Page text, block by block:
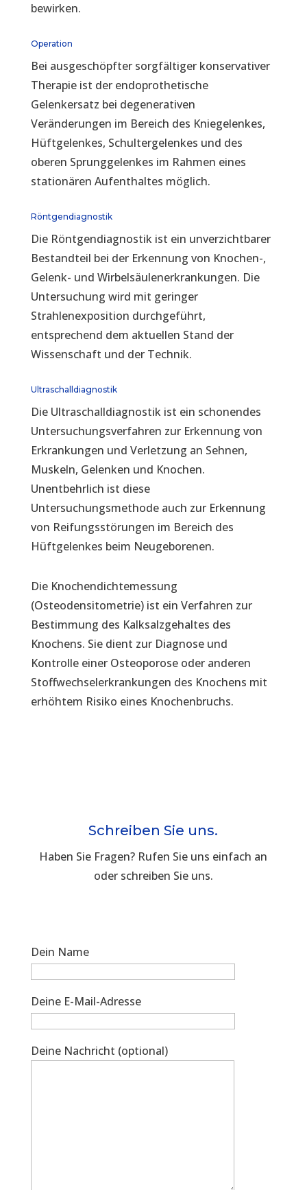
bewirken.
Operation
Bei ausgeschöpfter sorgfältiger konservativer
Therapie ist der endoprothetische
Gelenkersatz bei degenerativen
Veränderungen im Bereich des Kniegelenkes,
Hüftgelenkes, Schultergelenkes und des
oberen Sprunggelenkes im Rahmen eines
stationären Aufenthaltes möglich.
Röntgendiagnostik
Die Röntgendiagnostik ist ein unverzichtbarer
Bestandteil bei der Erkennung von Knochen-,
Gelenk- und Wirbelsäulenerkrankungen. Die
Untersuchung wird mit geringer
Strahlenexposition durchgeführt,
entsprechend dem aktuellen Stand der
Wissenschaft und der Technik.
Ultraschalldiagnostik
Die Ultraschalldiagnostik ist ein schonendes
Untersuchungsverfahren zur Erkennung von
Erkrankungen und Verletzung an Sehnen,
Muskeln, Gelenken und Knochen.
Unentbehrlich ist diese
Untersuchungsmethode auch zur Erkennung
von Reifungsstörungen im Bereich des
Hüftgelenkes beim Neugeborenen.
Die Knochendichtemessung
(Osteodensitometrie) ist ein Verfahren zur
Bestimmung des Kalksalzgehaltes des
Knochens. Sie dient zur Diagnose und
Kontrolle einer Osteoporose oder anderen
Stoffwechselerkrankungen des Knochens mit
erhöhtem Risiko eines Knochenbruchs.
Schreiben Sie uns.
Haben Sie Fragen? Rufen Sie uns einfach an
oder schreiben Sie uns.
Dein Name
Deine E-Mail-Adresse
Deine Nachricht (optional)